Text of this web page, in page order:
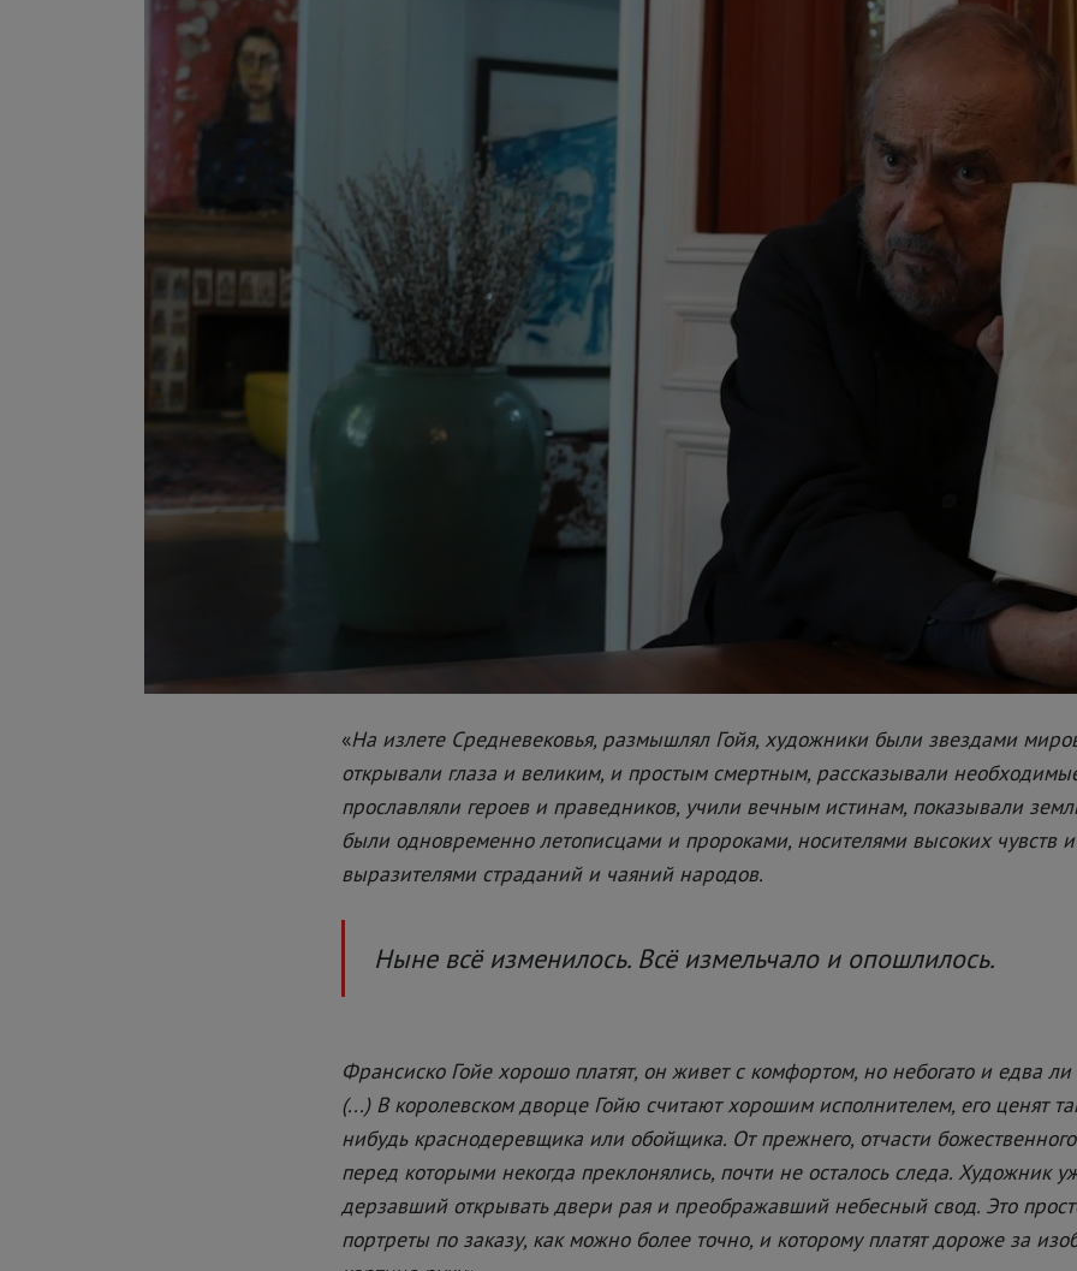
«На излете Средневековья, размышлял Гойя, художники были звездами
открывали глаза и великим, и простым смертным, рассказывали
прославляли героев и праведников, учили вечным истинам, показывали
были одновременно летописцами и пророками, носителями высоких чувств
выразителями страданий и чаяний народов.
Ныне всё изменилось. Всё измельчало и опошлилось.
Франсиско Гойе хорошо платят, он живет с комфортом, но небогато и едва ли
(...) В королевском дворце Гойю считают хорошим исполнителем, его ценят
нибудь краснодеревщика или обойщика. От прежнего, отчасти
перед которыми некогда преклонялись, почти не осталось следа. Художник
дерзавший открывать двери рая и преображавший небесный свод. Это
портреты по заказу, как можно более точно, и которому платят дороже за